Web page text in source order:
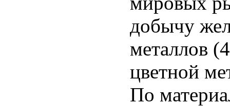
добычу
металлов
цветной
По